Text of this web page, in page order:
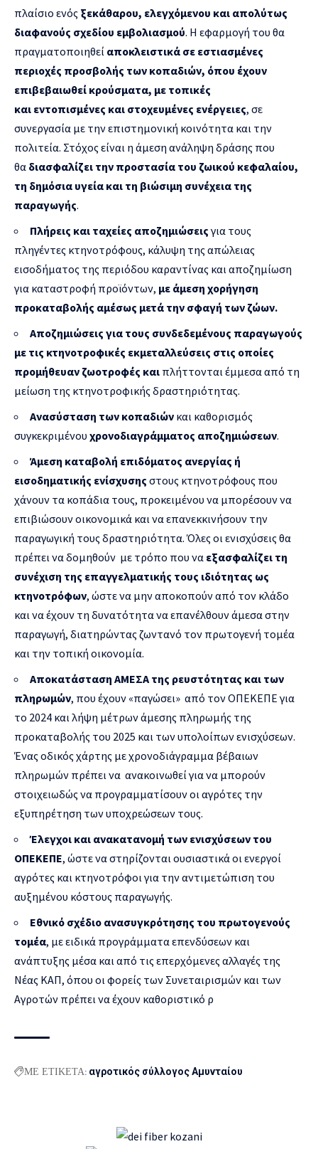
πλαίσιο ενός ξεκάθαρου, ελεγχόμενου και απολύτως
διαφανούς σχεδίου εμβολιασμού. Η εφαρμογή του θα
πραγματοποιηθεί αποκλειστικά σε εστιασμένες
περιοχές προσβολής των κοπαδιών, όπου έχουν
επιβεβαιωθεί κρούσματα, με τοπικές
και εντοπισμένες και στοχευμένες ενέργειες, σε
συνεργασία με την επιστημονική κοινότητα και την
πολιτεία. Στόχος είναι η άμεση ανάληψη δράσης που
θα διασφαλίζει την προστασία του ζωικού κεφαλαίου,
τη δημόσια υγεία και τη βιώσιμη συνέχεια της
παραγωγής.
Πλήρεις και ταχείες αποζημιώσειςγια τους
πληγέντες κτηνοτρόφους, κάλυψη της απώλειας
εισοδήματος της περιόδου καραντίνας και αποζημίωση
για καταστροφή προϊόντων, με άμεση χορήγηση
προκαταβολής αμέσως μετά την σφαγή των ζώων.
Αποζημιώσεις για τους συνδεδεμένους παραγωγούς
με τις κτηνοτροφικές εκμεταλλεύσεις στις οποίες
προμήθευαν ζωοτροφές και πλήττονται έμμεσα από τη
μείωση της κτηνοτροφικής δραστηριότητας.
Ανασύσταση των κοπαδιών και καθορισμός
συγκεκριμένου χρονοδιαγράμματος αποζημιώσεων.
Άμεση καταβολή επιδόματος ανεργίας ή
εισοδηματικής ενίσχυσης στους κτηνοτρόφους που
χάνουν τα κοπάδια τους, προκειμένου να μπορέσουν να
επιβιώσουν οικονομικά και να επανεκκινήσουν την
παραγωγική τους δραστηριότητα. Όλες οι ενισχύσεις θα
πρέπει να δομηθούν με τρόπο που να εξασφαλίζει τη
συνέχιση της επαγγελματικής τους ιδιότητας ως
κτηνοτρόφων, ώστε να μην αποκοπούν από τον κλάδο
και να έχουν τη δυνατότητα να επανέλθουν άμεσα στην
παραγωγή, διατηρώντας ζωντανό τον πρωτογενή τομέα
και την τοπική οικονομία.
Αποκατάσταση ΑΜΕΣΑ της ρευστότητας και των
πληρωμών, που έχουν «παγώσει» από τον ΟΠΕΚΕΠΕ για
το 2024 και λήψη μέτρων άμεσης πληρωμής της
προκαταβολής του 2025 και των υπολοίπων ενισχύσεων.
Ένας οδικός χάρτης με χρονοδιάγραμμα βέβαιων
πληρωμών πρέπει να ανακοινωθεί για να μπορούν
στοιχειωδώς να προγραμματίσουν οι αγρότες την
εξυπηρέτηση των υποχρεώσεων τους.
Έλεγχοι και ανακατανομή των ενισχύσεων του
ΟΠΕΚΕΠΕ, ώστε να στηρίζονται ουσιαστικά οι ενεργοί
αγρότες και κτηνοτρόφοι για την αντιμετώπιση του
αυξημένου κόστους παραγωγής.
Εθνικό σχέδιο ανασυγκρότησης του πρωτογενούς
τομέα, με ειδικά προγράμματα επενδύσεων και
ανάπτυξης μέσα και από τις επερχόμενες αλλαγές της
Νέας ΚΑΠ, όπου οι φορείς των Συνεταιρισμών και των
Αγροτών πρέπει να έχουν καθοριστικό ρ
ΜΕ ΕΤΙΚΕΤΑ: αγροτικός σύλλογος Αμυνταίου